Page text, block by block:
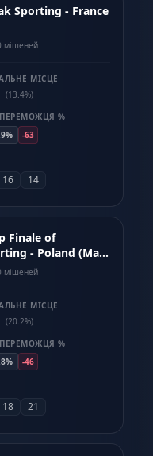
Sporting - France
мішеней
МІСЦЕ
(13.4%)
%
-63
16 14
Finale of
- Poland (May
мішеней
МІСЦЕ
(20.2%)
%
-46
18 21